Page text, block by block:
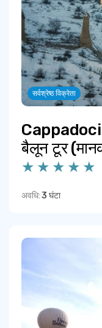
सर्वश्रेष्ठ विक्रेता
बैलून टूर
अवधि:3 घंटा